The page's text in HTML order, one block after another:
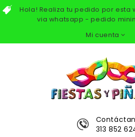
Hola! Realiza tu pedido por esta
via whatsapp - pedido
Mi cuenta
313 852